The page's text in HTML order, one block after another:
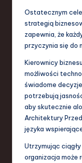
Ostatecznym
strategią
zapewnia, że
przyczynia się do
Kierownicy
możliwości
świadome
potrzebują
aby skutecznie
Architektury
języka
Utrzymując
organizacja może